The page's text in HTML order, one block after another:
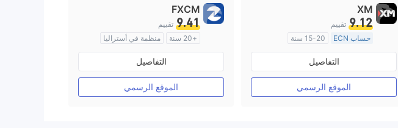
XM
9.12 تقييم
حساب ECN
15-20 سنة
منظمة في أستراليا
صناعة السوق (MM)
رخصة كاملة ميتاتريدر ٤
التفاصيل
الموقع الرسمي
FXCM
9.41 تقييم
+20 سنة
منظمة في أستراليا
صناعة السوق (MM)
رخصة كاملة ميتاتريدر ٤
التفاصيل
الموقع الرسمي